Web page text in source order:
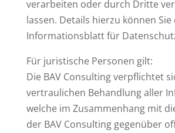
verarbeiten oder durch Dritte
lassen. Details hierzu können Sie
Informationsblatt für
Für juristische Personen gilt:
Die BAV Consulting verpflichtet
vertraulichen Behandlung aller
welche im Zusammenhang mit
der BAV Consulting gegenüber